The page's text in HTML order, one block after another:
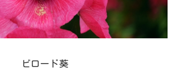
ビロード葵